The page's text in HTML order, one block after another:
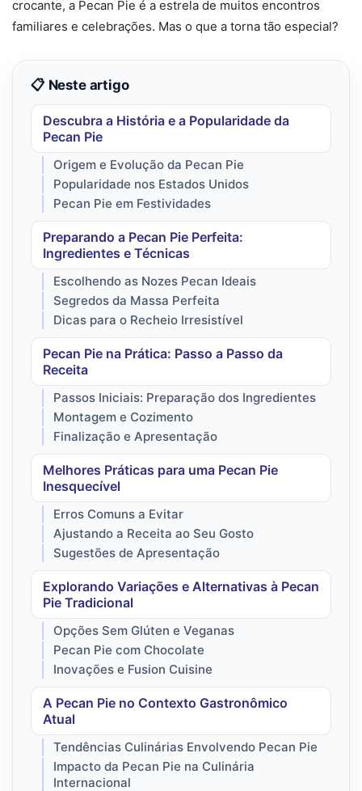
crocante, a Pecan Pie é a estrela de muitos encontros
familiares e celebrações. Mas o que a torna tão especial?
📋 Neste artigo
Descubra a História e a Popularidade da
Pecan Pie
Origem e Evolução da Pecan Pie
Popularidade nos Estados Unidos
Pecan Pie em Festividades
Preparando a Pecan Pie Perfeita:
Ingredientes e Técnicas
Escolhendo as Nozes Pecan Ideais
Segredos da Massa Perfeita
Dicas para o Recheio Irresistível
Pecan Pie na Prática: Passo a Passo da
Receita
Passos Iniciais: Preparação dos Ingredientes
Montagem e Cozimento
Finalização e Apresentação
Melhores Práticas para uma Pecan Pie
Inesquecível
Erros Comuns a Evitar
Ajustando a Receita ao Seu Gosto
Sugestões de Apresentação
Explorando Variações e Alternativas à Pecan
Pie Tradicional
Opções Sem Glúten e Veganas
Pecan Pie com Chocolate
Inovações e Fusion Cuisine
A Pecan Pie no Contexto Gastronômico
Atual
Tendências Culinárias Envolvendo Pecan Pie
Impacto da Pecan Pie na Culinária
Internacional